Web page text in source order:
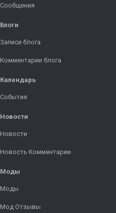
Сообщения
Блоги
Записи блога
Комментарии блога
Календарь
События
Новости
Новости
Новость Комментарии
Моды
Моды
Мод Отзывы